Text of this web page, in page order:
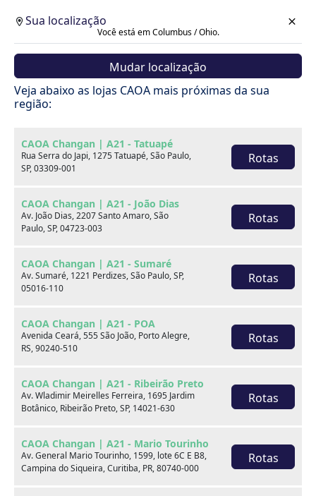
Sua localização
Você está em Columbus / Ohio.
Mudar localização
Veja abaixo as lojas CAOA mais próximas da sua
região:
CAOA Changan | A21 - Tatuapé
Rua Serra do Japi, 1275 Tatuapé, São Paulo,
SP, 03309-001
Rotas
CAOA Changan | A21 - João Dias
Av. João Dias, 2207 Santo Amaro, São
Paulo, SP, 04723-003
Rotas
CAOA Changan | A21 - Sumaré
Av. Sumaré, 1221 Perdizes, São Paulo, SP,
05016-110
Rotas
CAOA Changan | A21 - POA
Avenida Ceará, 555 São João, Porto Alegre,
RS, 90240-510
Rotas
CAOA Changan | A21 - Ribeirão Preto
Av. Wladimir Meirelles Ferreira, 1695 Jardim
Botânico, Ribeirão Preto, SP, 14021-630
Rotas
CAOA Changan | A21 - Mario Tourinho
Av. General Mario Tourinho, 1599, lote 6C E B8,
Campina do Siqueira, Curitiba, PR, 80740-000
Rotas
Carros
Marca
Ver estoque
Escolha por categoria